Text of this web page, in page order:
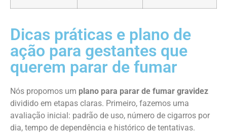
Dicas práticas e plano de
ação para gestantes que
querem parar de fumar
Nós propomos um plano para parar de fumar gravidez
dividido em etapas claras. Primeiro, fazemos uma
avaliação inicial: padrão de uso, número de cigarros por
dia, tempo de dependência e histórico de tentativas.